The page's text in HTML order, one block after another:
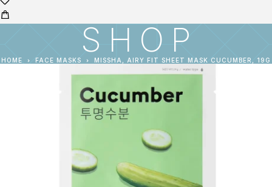
SHOP
HOME FACE MASKS MISSHA, AIRY FIT SHEET MASK CUCUMBER, 19G